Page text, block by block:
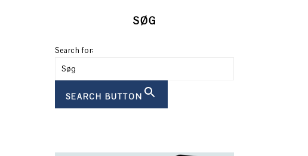
SØG
Search for:
SEARCH BUTTON